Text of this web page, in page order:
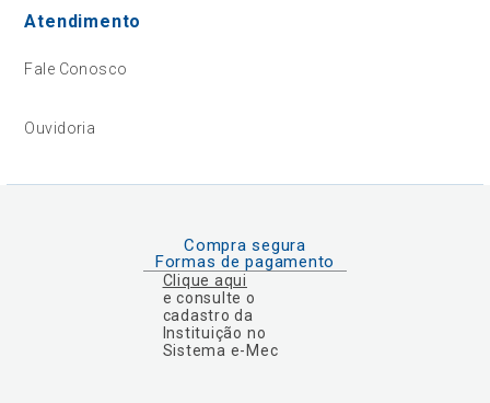
Atendimento
Fale Conosco
Ouvidoria
Compra segura
Formas de pagamento
Clique aqui
e consulte o
cadastro da
Instituição no
Sistema e-Mec